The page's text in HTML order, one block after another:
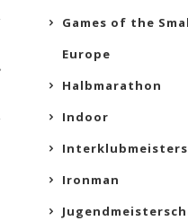
Games of the
Europe
Halbmarathon
Indoor
Ironman